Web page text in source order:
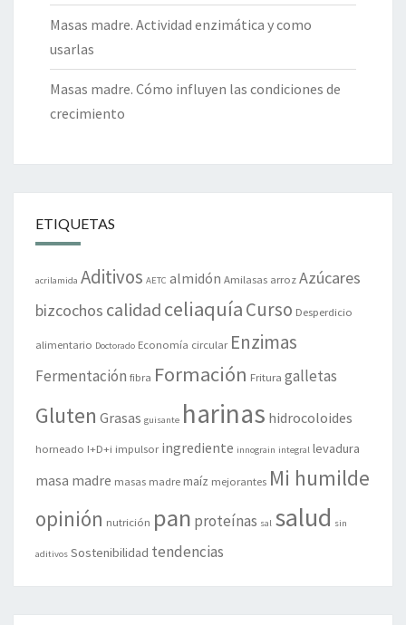
Masas madre. Actividad enzimática y como
usarlas
Masas madre. Cómo influyen las condiciones de
crecimiento
ETIQUETAS
acrilamida Aditivos AETC almidón Amilasas arrozAzúcares
bizcochos calidad celiaquíaCurso Desperdicio
alimentario Doctorado Economía circular Enzimas
Fermentación fibra Formación Fritura galletas
Gluten Grasas guisante harinas hidrocoloides
horneado I+D+i impulsor ingrediente innograin integral levadura
masa madre masas madremaíz mejorantes Mi humilde
opinión nutrición pan proteínas sal salud sin
aditivos Sostenibilidad tendencias